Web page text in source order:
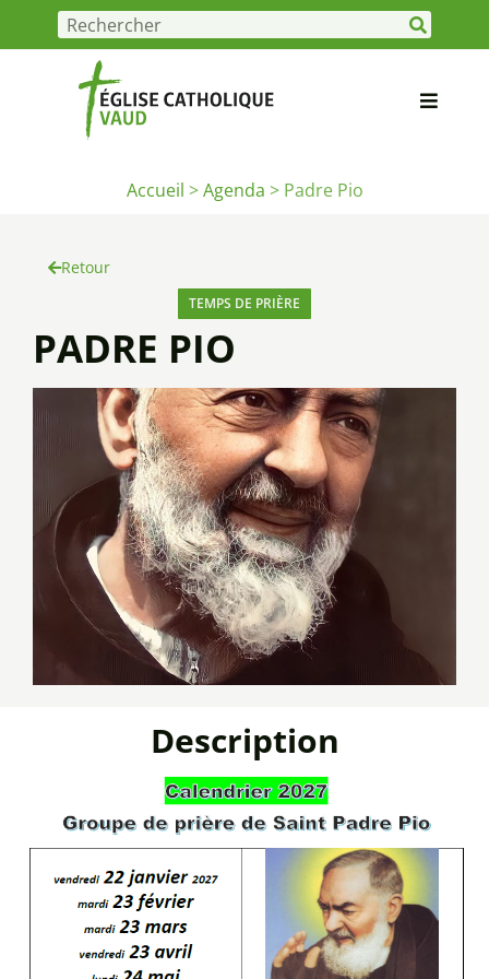
Accueil >Agenda > Padre Pio
Retour
TEMPS DE PRIÈRE
PADRE PIO
Description